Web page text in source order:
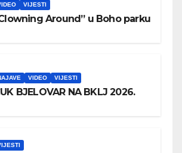
VIJESTI
Around” u Boho parku
VIDEO VIJESTI
BJELOVAR NA BKLJ 2026.